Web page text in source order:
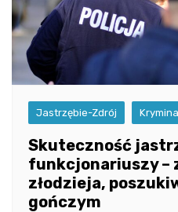
Jastrzębie-Zdrój
Skuteczność
funkcjonariuszy –
złodzieja,
gończym